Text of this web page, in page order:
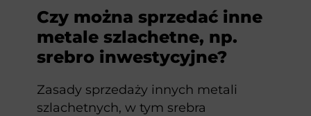
Czy można sprzedać inne
metale szlachetne, np.
srebro inwestycyjne?
Zasady sprzedaży innych metali
szlachetnych, w tym srebra